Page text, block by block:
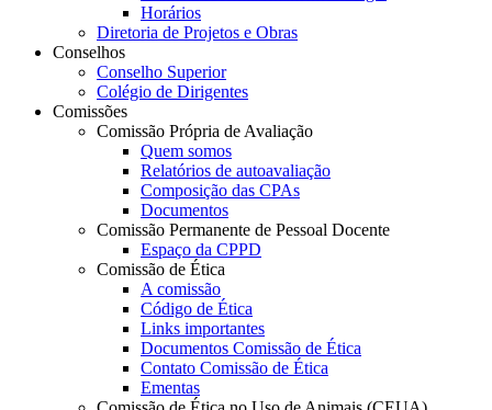
Horários
Diretoria de Projetos e Obras
Conselhos
Conselho Superior
Colégio de Dirigentes
Comissões
Comissão Própria de Avaliação
Quem somos
Relatórios de autoavaliação
Composição das CPAs
Documentos
Comissão Permanente de Pessoal Docente
Espaço da CPPD
Comissão de Ética
A comissão
Código de Ética
Links importantes
Documentos Comissão de Ética
Contato Comissão de Ética
Ementas